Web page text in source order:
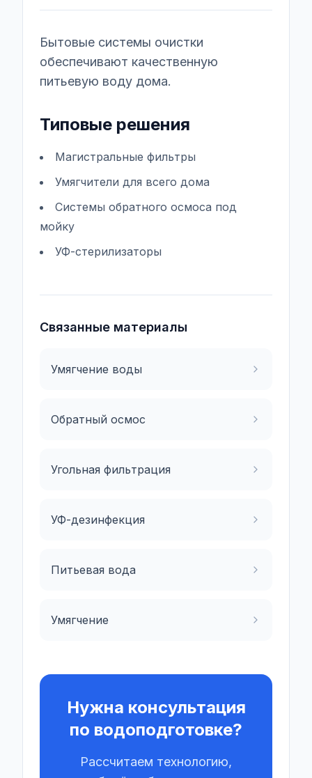
Бытовые системы очистки
обеспечивают качественную
питьевую воду дома.
Типовые решения
Магистральные фильтры
Умягчители для всего дома
Системы обратного осмоса под
мойку
УФ-стерилизаторы
Связанные материалы
Умягчение воды
Обратный осмос
Угольная фильтрация
УФ-дезинфекция
Питьевая вода
Умягчение
Нужна консультация
по водоподготовке?
Рассчитаем технологию,